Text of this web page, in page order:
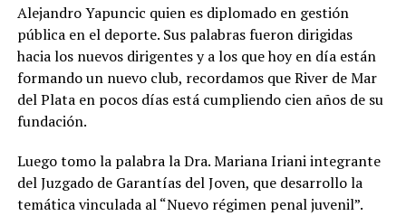
Alejandro Yapuncic quien es diplomado en gestión
pública en el deporte. Sus palabras fueron dirigidas
hacia los nuevos dirigentes y a los que hoy en día están
formando un nuevo club, recordamos que River de Mar
del Plata en pocos días está cumpliendo cien años de su
fundación.
Luego tomo la palabra la Dra. Mariana Iriani integrante
del Juzgado de Garantías del Joven, que desarrollo la
temática vinculada al “Nuevo régimen penal juvenil”.